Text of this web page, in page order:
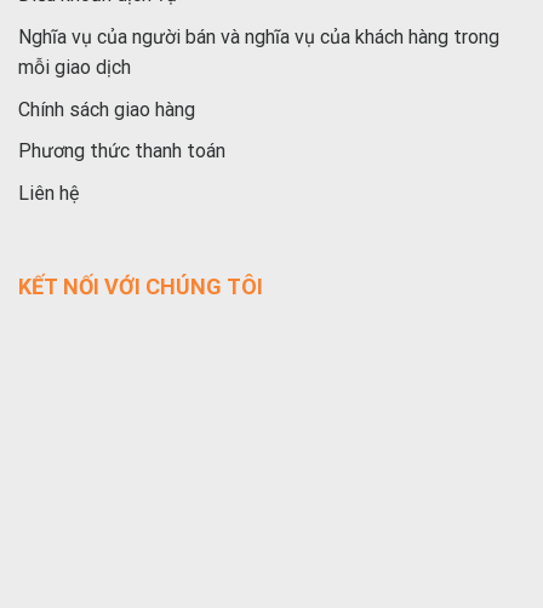
Nghĩa vụ của người bán và nghĩa vụ của khách hàng trong
mỗi giao dịch
Chính sách giao hàng
Phương thức thanh toán
Liên hệ
KẾT NỐI VỚI CHÚNG TÔI